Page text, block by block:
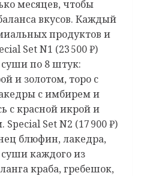
месяцев, чтобы
вкусов. Каждый
продуктов и
Set N1 (23 500 ₽)
по 8 штук:
и золотом, торо с
с имбирем и
с красной икрой и
Set N2 (17 900 ₽)
блюфин, лакедра,
суши каждого из
краба, гребешок,